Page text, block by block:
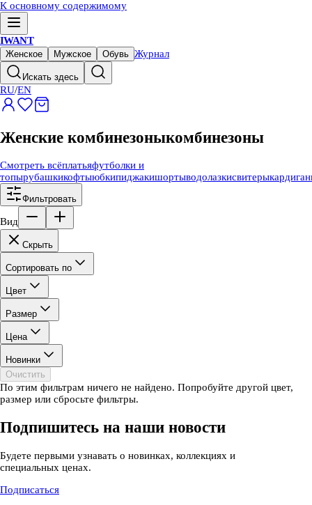
К основному содержимому
IWANT
Женское Мужское Обувь Журнал
Искать здесь
RU/EN
Женские комбинезоныкомбинезоны
Смотреть всёплатьяфутболки и
топырубашкикофтыюбкипиджакишортыводолазкисвитеры
Фильтровать
Вид
Скрыть
Сортировать по
Цвет
Размер
Цена
Новинки
Очистить
По этим фильтрам ничего не найдено. Попробуйте другой цвет,
размер или сбросьте фильтры.
Подпишитесь на наши новости
Будете первыми узнавать о новинках, коллекциях и
специальных ценах.
Подписаться